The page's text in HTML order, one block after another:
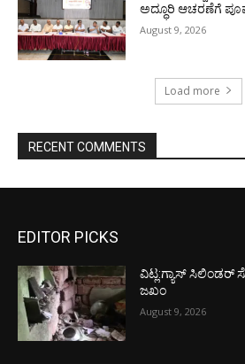
ಅದ್ಧೂರಿ ಆಚರಣೆಗೆ
August 9, 2026
Load more
RECENT COMMENTS
EDITOR PICKS
ವಿಟ್ಲ:ಗ್ಯಾಸ್ ಸಿಲಿಂಡರ್
ಜಖಂ
August 9, 2026